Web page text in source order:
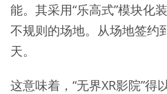
能。其采用“乐高式”模块化
不规则的场地。从场地签约
天。
这意味着，“无界XR影院”得